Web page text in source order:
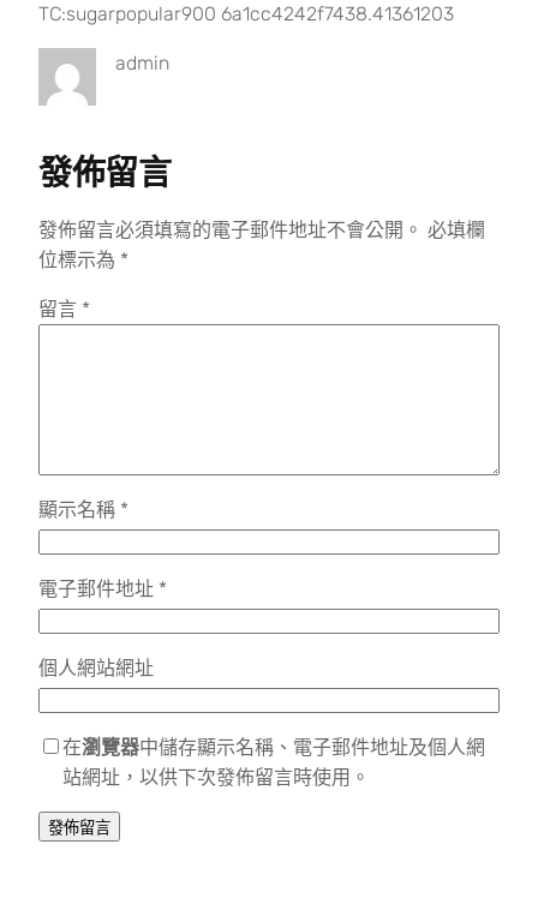
TC:sugarpopular900 6a1cc4242f7438.41361203
admin
發佈留言
發佈留言必須填寫的電子郵件地址不會公開。 必填欄
位標示為 *
留言 *
顯示名稱 *
電子郵件地址 *
個人網站網址
在瀏覽器中儲存顯示名稱、電子郵件地址及個人網
站網址，以供下次發佈留言時使用。